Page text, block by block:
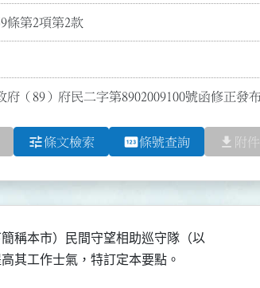
條第2項第2款
府（89）府民二字第8902009100號函修正發
tune條文檢索 pin條號查詢 file_download 附
稱本市）民間守望相助巡守隊（以
其工作士氣，特訂定本要點。